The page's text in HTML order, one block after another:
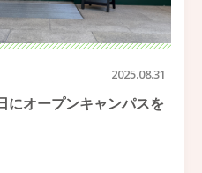
2025.08.31
にオープンキャンパスを